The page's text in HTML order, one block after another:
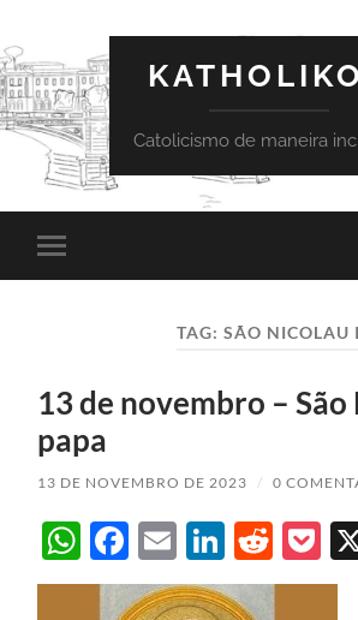
Catolicismo de maneira
Toggle
mobile
TAG:SÃO NICOLAU I
13 de novembro – São
papa
13 DE NOVEMBRO DE 2023 / 0
WhatsApp
Facebook
Email